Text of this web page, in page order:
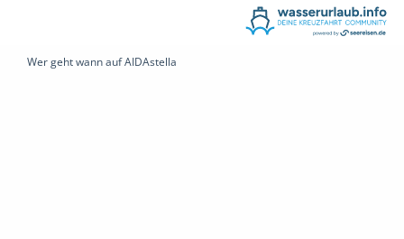
Wer geht wann auf AIDAstella